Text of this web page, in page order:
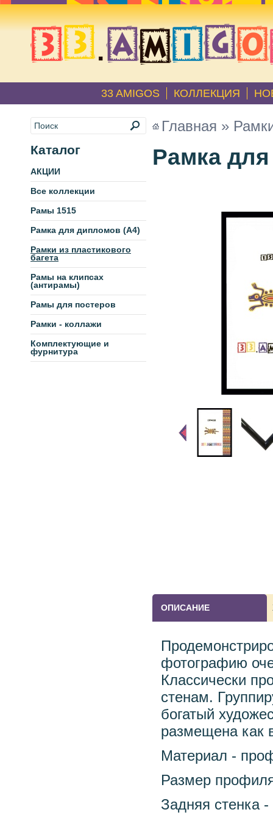
33 AMIGOS КОЛЛЕКЦИЯ
Каталог
АКЦИИ
Все коллекции
Рамы 1515
Рамка для дипломов (А4)
Рамки из пластикового
багета
Рамы на клипсах
(антирамы)
Рамы для постеров
Рамки - коллажи
Комплектующие и
фурнитура
Главная »
Рамка
ОПИСАНИЕ
фотографию
Классически
стенам.
богатый
размещена как
Материал -
Размер
Задняя стенка